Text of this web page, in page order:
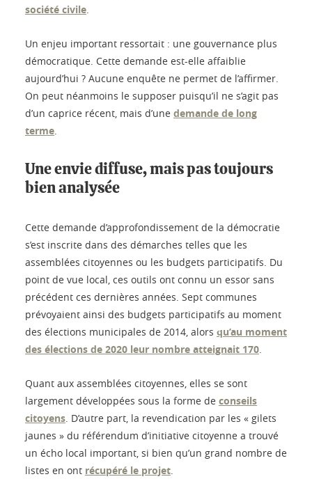
société civile.
Un enjeu important ressortait : une gouvernance plus
démocratique. Cette demande est-elle affaiblie
aujourd’hui ? Aucune enquête ne permet de l’affirmer.
On peut néanmoins le supposer puisqu’il ne s’agit pas
d’un caprice récent, mais d’une demande de long
terme.
Une envie diffuse, mais pas toujours
bien analysée
Cette demande d’approfondissement de la démocratie
s’est inscrite dans des démarches telles que les
assemblées citoyennes ou les budgets participatifs. Du
point de vue local, ces outils ont connu un essor sans
précédent ces dernières années. Sept communes
prévoyaient ainsi des budgets participatifs au moment
des élections municipales de 2014, alors qu’au moment
des élections de 2020 leur nombre atteignait 170.
Quant aux assemblées citoyennes, elles se sont
largement développées sous la forme de conseils
citoyens. D’autre part, la revendication par les « gilets
jaunes » du référendum d’initiative citoyenne a trouvé
un écho local important, si bien qu’un grand nombre de
listes en ont récupéré le projet.